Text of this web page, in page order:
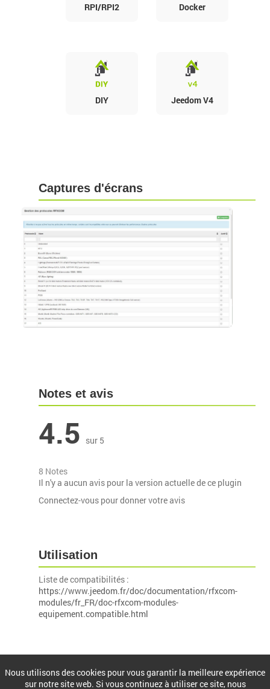
RPI/RPI2 Docker
DIY Jeedom V4
Captures d'écrans
Notes et avis
4.5 sur 5
8 Notes
Il n'y a aucun avis pour la version actuelle de ce plugin
Connectez-vous pour donner votre avis
Utilisation
Liste de compatibilités :
https://www.jeedom.fr/doc/documentation/rfxcom-
modules/fr_FR/doc-rfxcom-modules-
equipement.compatible.html
Nous utilisons des cookies pour vous garantir la meilleure expérience
sur notre site web. Si vous continuez à utiliser ce site, nous